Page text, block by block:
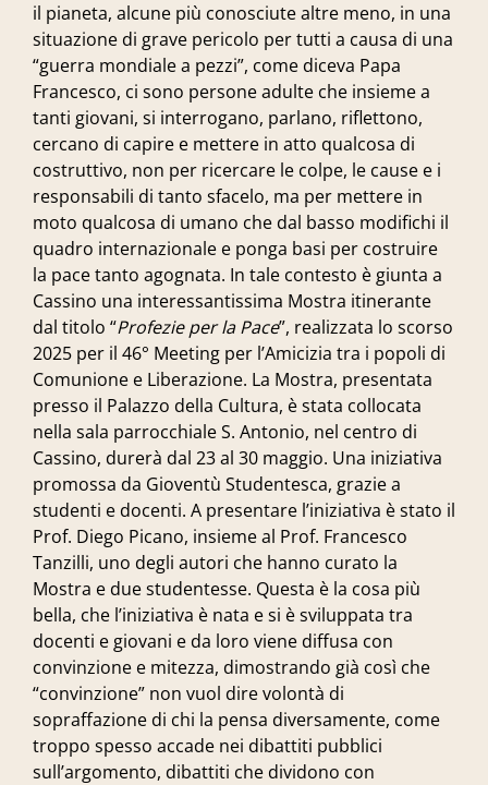
il pianeta, alcune più conosciute altre meno, in una
situazione di grave pericolo per tutti a causa di una
“guerra mondiale a pezzi”, come diceva Papa
Francesco, ci sono persone adulte che insieme a
tanti giovani, si interrogano, parlano, riflettono,
cercano di capire e mettere in atto qualcosa di
costruttivo, non per ricercare le colpe, le cause e i
responsabili di tanto sfacelo, ma per mettere in
moto qualcosa di umano che dal basso modifichi il
quadro internazionale e ponga basi per costruire
la pace tanto agognata. In tale contesto è giunta a
Cassino una interessantissima Mostra itinerante
dal titolo “Profezie per la Pace”, realizzata lo scorso
2025 per il 46° Meeting per l’Amicizia tra i popoli di
Comunione e Liberazione. La Mostra, presentata
presso il Palazzo della Cultura, è stata collocata
nella sala parrocchiale S. Antonio, nel centro di
Cassino, durerà dal 23 al 30 maggio. Una iniziativa
promossa da Gioventù Studentesca, grazie a
studenti e docenti. A presentare l’iniziativa è stato il
Prof. Diego Picano, insieme al Prof. Francesco
Tanzilli, uno degli autori che hanno curato la
Mostra e due studentesse. Questa è la cosa più
bella, che l’iniziativa è nata e si è sviluppata tra
docenti e giovani e da loro viene diffusa con
convinzione e mitezza, dimostrando già così che
“convinzione” non vuol dire volontà di
sopraffazione di chi la pensa diversamente, come
troppo spesso accade nei dibattiti pubblici
sull’argomento, dibattiti che dividono con